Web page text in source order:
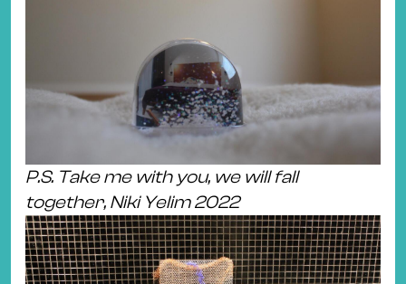
P.S. Take me with you, we will fall
together, Niki Yelim 2022